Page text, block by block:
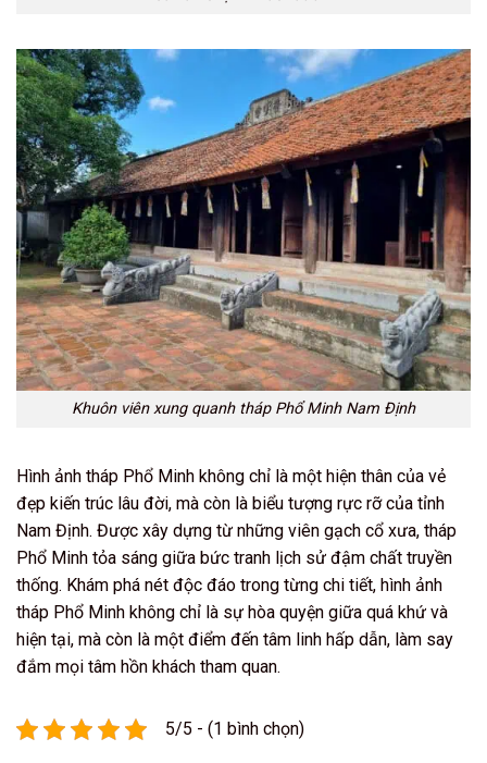
Khuôn viên xung quanh tháp Phổ Minh Nam Định
Hình ảnh tháp Phổ Minh không chỉ là một hiện thân của vẻ
đẹp kiến trúc lâu đời, mà còn là biểu tượng rực rỡ của tỉnh
Nam Định. Được xây dựng từ những viên gạch cổ xưa, tháp
Phổ Minh tỏa sáng giữa bức tranh lịch sử đậm chất truyền
thống. Khám phá nét độc đáo trong từng chi tiết, hình ảnh
tháp Phổ Minh không chỉ là sự hòa quyện giữa quá khứ và
hiện tại, mà còn là một điểm đến tâm linh hấp dẫn, làm say
đắm mọi tâm hồn khách tham quan.
5/5 - (1 bình chọn)